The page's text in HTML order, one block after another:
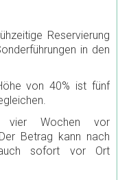
Reservierung
in den
von 40% ist fünf
vier Wochen vor
Betrag kann nach
auch sofort vor Ort